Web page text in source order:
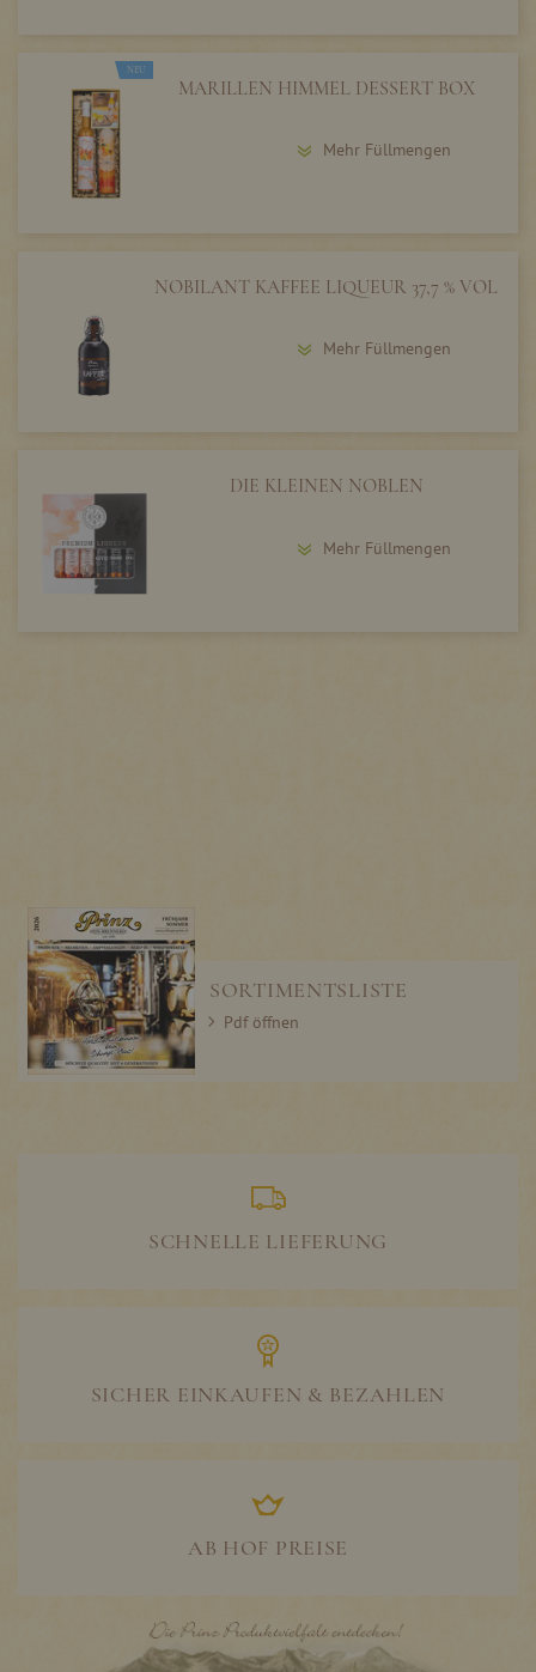
NEU
MARILLEN HIMMEL DESSERT BOX
Mehr Füllmengen
NOBILANT KAFFEE LIQUEUR 37,7 % VOL
Mehr Füllmengen
DIE KLEINEN NOBLEN
Mehr Füllmengen
SORTIMENTSLISTE
Pdf öffnen
SCHNELLE LIEFERUNG
SICHER EINKAUFEN & BEZAHLEN
AB HOF PREISE